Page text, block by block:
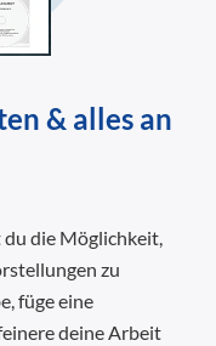
& alles an
die Möglichkeit,
zu
füge eine
deine Arbeit